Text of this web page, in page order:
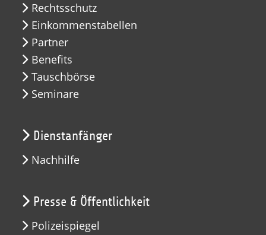
Rechtsschutz
Einkommenstabellen
Partner
Benefits
Tauschbörse
Seminare
Dienstanfänger
Nachhilfe
Presse & Öffentlichkeit
Polizeispiegel